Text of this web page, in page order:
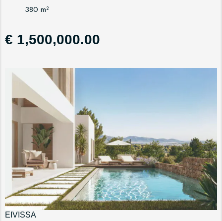
380 m²
€ 1,500,000.00
EIVISSA